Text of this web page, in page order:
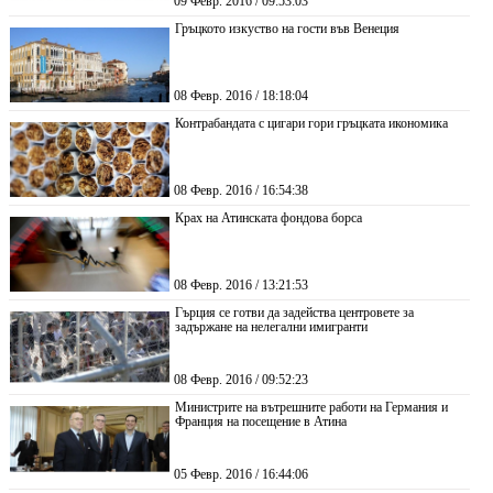
Гръцкото изкуство на гости във Венеция
08 Февр. 2016 / 18:18:04
Контрабандата с цигари гори гръцката икономика
08 Февр. 2016 / 16:54:38
Крах на Атинската фондова борса
08 Февр. 2016 / 13:21:53
Гърция се готви да задейства центровете за
задържане на нелегални имигранти
08 Февр. 2016 / 09:52:23
Министрите на вътрешните работи на Германия и
Франция на посещение в Атина
05 Февр. 2016 / 16:44:06